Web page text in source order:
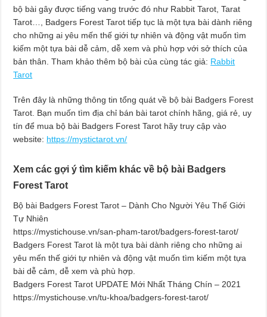
bộ bài gây được tiếng vang trước đó như Rabbit Tarot, Tarat
Tarot…, Badgers Forest Tarot tiếp tục là một tựa bài dành riêng
cho những ai yêu mến thế giới tự nhiên và động vật muốn tìm
kiếm một tựa bài dễ cảm, dễ xem và phù hợp với sở thích của
bản thân. Tham khảo thêm bộ bài của cùng tác giả: Rabbit
Tarot
Trên đây là những thông tin tổng quát về bộ bài Badgers Forest
Tarot. Bạn muốn tìm địa chỉ bán bài tarot chính hãng, giá rẻ, uy
tín để mua bộ bài Badgers Forest Tarot hãy truy cập vào
website: https://mystictarot.vn/
Xem các gợi ý tìm kiếm khác về bộ bài Badgers
Forest Tarot
Bộ bài Badgers Forest Tarot – Dành Cho Người Yêu Thế Giới
Tự Nhiên
https://mystichouse.vn/san-pham-tarot/badgers-forest-tarot/
Badgers Forest Tarot là một tựa bài dành riêng cho những ai
yêu mến thế giới tự nhiên và động vật muốn tìm kiếm một tựa
bài dễ cảm, dễ xem và phù hợp.
Badgers Forest Tarot UPDATE Mới Nhất Tháng Chín – 2021
https://mystichouse.vn/tu-khoa/badgers-forest-tarot/